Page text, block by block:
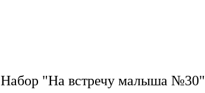
Набор "На встречу малыша №30"